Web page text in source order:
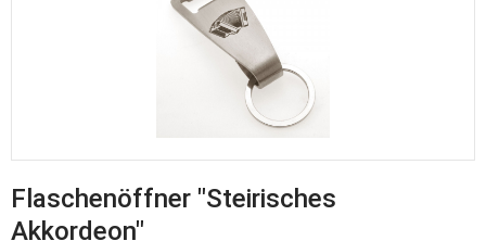
Flaschenöffner "Steirisches
Akkordeon"